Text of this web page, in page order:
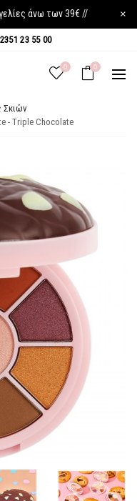
άνω των 39€ // ×
2351 23 55 00
0 0
Σκιών
- Triple Chocolate